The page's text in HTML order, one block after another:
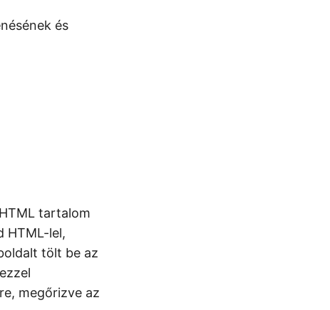
és
tartalom
HTML-lel,
tölt be az
megőrizve az